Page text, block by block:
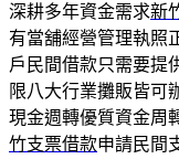
深耕多年資金需求新
有當舖經營管理執照
戶民間借款只需要提
限八大行業攤販皆可
現金週轉優質資金周
竹支票借款申請民間